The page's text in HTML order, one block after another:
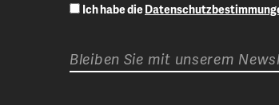
Ich habe die
Bleiben Sie mit unserem